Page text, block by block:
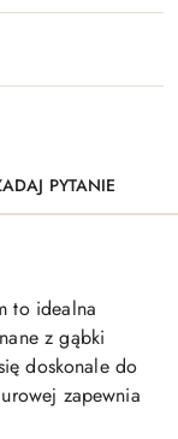
PYTANIE
to idealna
z gąbki
doskonale do
zapewnia